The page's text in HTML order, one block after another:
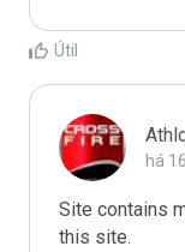
Útil
há
Site contains
this site.